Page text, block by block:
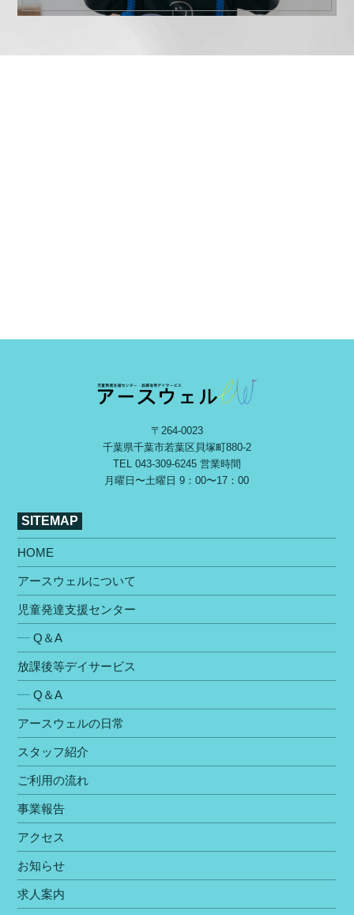
〒264-0023
千葉県千葉市若葉区⾙塚町880-2
TEL 043-309-6245営業時間
⽉曜⽇〜⼟曜⽇ 9：00〜17：00
SITEMAP
HOME
アースウェルについて
児童発達支援センター
Q＆A
放課後等デイサービス
Q＆A
アースウェルの⽇常
スタッフ紹介
ご利⽤の流れ
事業報告
アクセス
お知らせ
求人案内